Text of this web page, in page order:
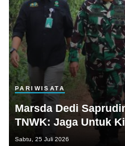
PARIWISATA
Marsda Dedi
TNWK: Jaga Untuk
Sabtu, 25 Juli 2026